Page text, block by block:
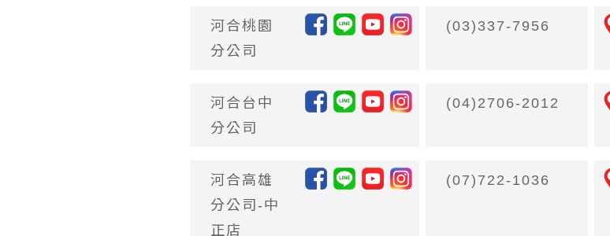
河合桃園
分公司
(03)337-7956
河合台中
分公司
(04)2706-2012
河合高雄
分公司-中
正店
(07)722-1036